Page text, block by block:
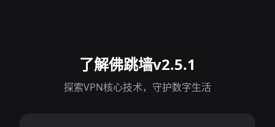
了解佛跳墙v2.5.1
探索VPN核心技术，守护数字生活